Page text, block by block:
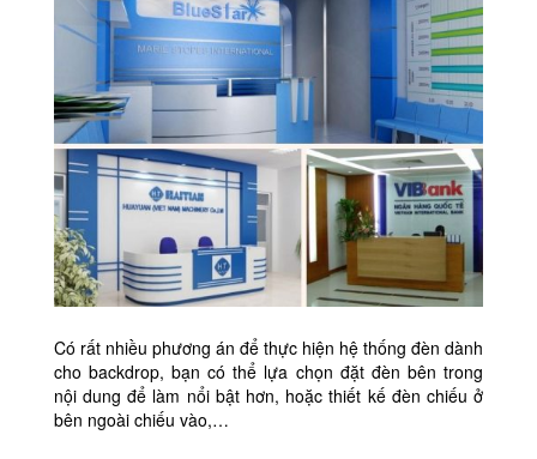
Có rất nhiều phương án để thực hiện hệ thống đèn dành
cho backdrop, bạn có thể lựa chọn đặt đèn bên trong
nội dung để làm nổi bật hơn, hoặc thiết kế đèn chiếu ở
bên ngoài chiếu vào,…